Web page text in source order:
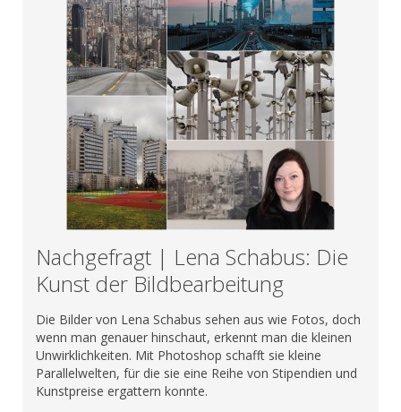
Nachgefragt | Lena Schabus: Die
Kunst der Bildbearbeitung
Die Bilder von Lena Schabus sehen aus wie Fotos, doch
wenn man genauer hinschaut, erkennt man die kleinen
Unwirklichkeiten. Mit Photoshop schafft sie kleine
Parallelwelten, für die sie eine Reihe von Stipendien und
Kunstpreise ergattern konnte.